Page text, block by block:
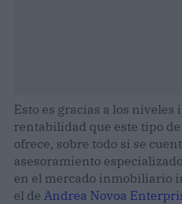
Esto es gracias a los niveles
rentabilidad que este tipo
ofrece, sobre todo si se
asesoramiento
en el mercado inmobiliario
el de Andrea Novoa